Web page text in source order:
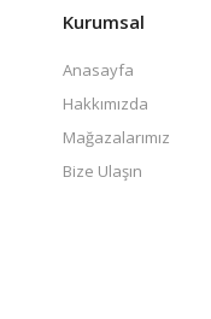
Kurumsal
Anasayfa
Hakkımızda
Mağazalarımız
Bize Ulaşın